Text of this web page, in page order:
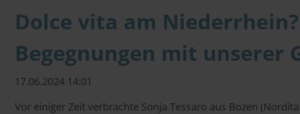
Dolce vita am
Begegnungen mit unserer
17.06.2024 14:01
Vor einiger Zeit verbrachte Sonja Tessaro aus Bozen